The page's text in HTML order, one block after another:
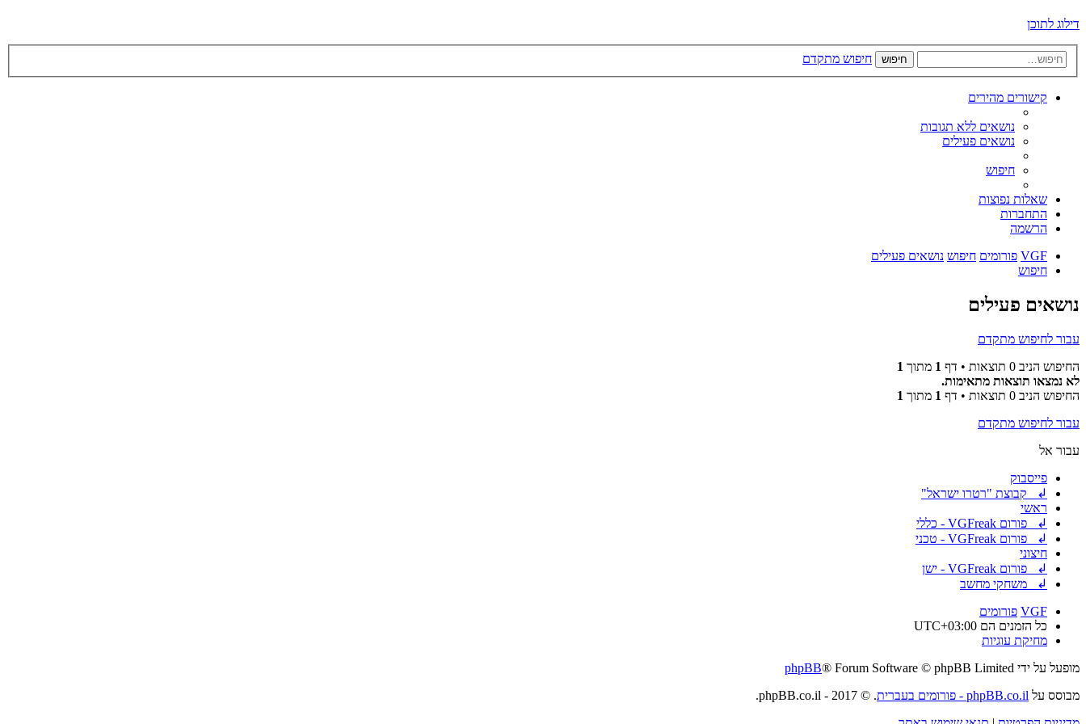
דילוג לתוכן
חיפוש חיפוש מתקדם
קישורים מהירים
נושאים ללא תגובות
נושאים פעילים
חיפוש
שאלות נפוצות
התחברות
הרשמה
VGF פורומים חיפוש נושאים פעילים
חיפוש
נושאים פעילים
עבור לחיפוש מתקדם
החיפוש הניב 0 תוצאות • דף
1 מתוך 1
לא נמצאו תוצאות מתאימות.
החיפוש הניב 0 תוצאות • דף
1 מתוך 1
עבור לחיפוש מתקדם
עבור אל
פייסבוק
↲ קבוצת "רטרו ישראל"
ראשי
↲ פורום VGFreak - כללי
↲ פורום VGFreak - טכני
חיצוני
↲ פורום VGFreak - ישן
↲ משחקי מחשב
VGF פורומים
כל הזמנים הם UTC+03:00
מחיקת עוגיות
מופעל על ידי
phpBB® Forum Software © phpBB Limited
מבוסס על phpBB.co.il - פורומים בעברית
. © 2017 - phpBB.co.il.